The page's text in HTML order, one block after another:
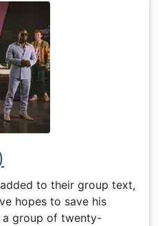
to their group text,
hopes to save his
a group of twenty-